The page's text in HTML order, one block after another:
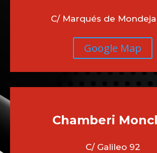
C/ Marqués de
Google Map
Chamberi
C/ Galileo 92